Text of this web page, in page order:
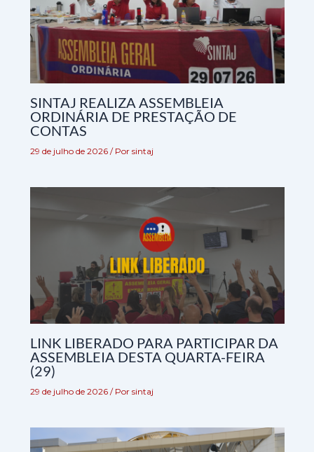
SINTAJ REALIZA ASSEMBLEIA
ORDINÁRIA DE PRESTAÇÃO DE
CONTAS
29 de julho de 2026 / Por sintaj
LINK LIBERADO PARA PARTICIPAR DA
ASSEMBLEIA DESTA QUARTA-FEIRA
(29)
29 de julho de 2026 / Por sintaj